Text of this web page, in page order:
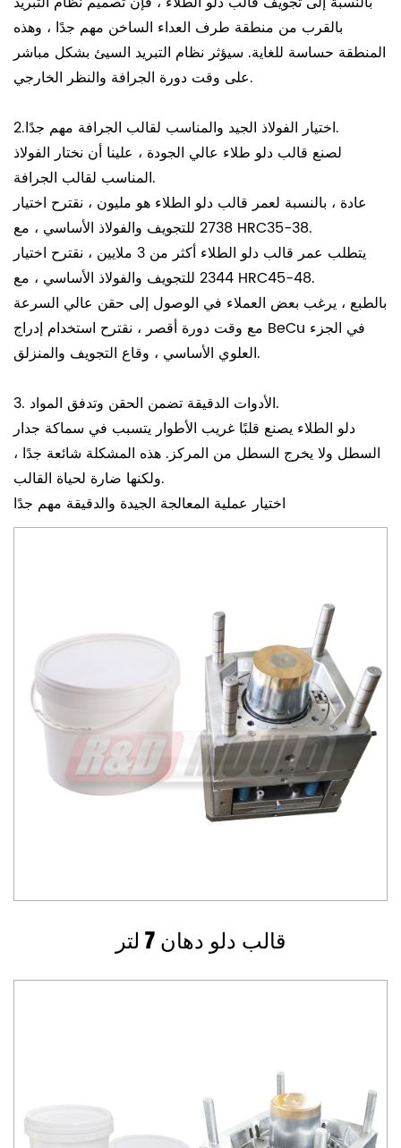
بالقرب من منطقة طرف العداء الساخن مهم جدًا ، وهذه
المنطقة حساسة للغاية. سيؤثر نظام التبريد السيئ بشكل مباشر
على وقت دورة الجرافة والنظر الخارجي.
2.اختيار الفولاذ الجيد والمناسب لقالب الجرافة مهم جدًا.
لصنع قالب دلو طلاء عالي الجودة ، علينا أن نختار الفولاذ
المناسب لقالب الجرافة.
عادة ، بالنسبة لعمر قالب دلو الطلاء هو مليون ، نقترح اختيار
2738 للتجويف والفولاذ الأساسي ، مع HRC35-38.
يتطلب عمر قالب دلو الطلاء أكثر من 3 ملايين ، نقترح اختيار
2344 للتجويف والفولاذ الأساسي ، مع HRC45-48.
بالطبع ، يرغب بعض العملاء في الوصول إلى حقن عالي السرعة
مع وقت دورة أقصر ، نقترح استخدام إدراج BeCu في الجزء
العلوي الأساسي ، وقاع التجويف والمنزلق.
3. الأدوات الدقيقة تضمن الحقن وتدفق المواد.
دلو الطلاء يصنع قلبًا غريب الأطوار يتسبب في سماكة جدار
السطل ولا يخرج السطل من المركز. هذه المشكلة شائعة جدًا ،
ولكنها ضارة لحياة القالب.
اختيار عملية المعالجة الجيدة والدقيقة مهم جدًا
قالب دلو دهان 7 لتر